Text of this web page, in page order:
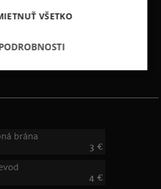
brána
3 €
4 €
VŠETKO